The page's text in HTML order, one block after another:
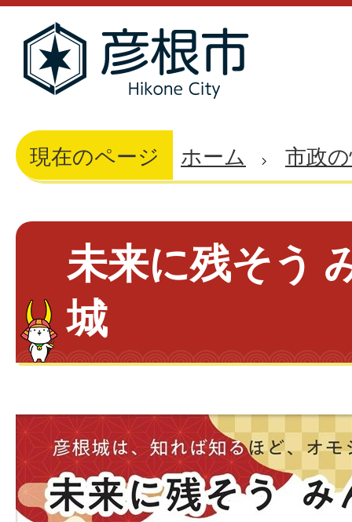
現在のページ ホーム 市政
未来に残そう
城